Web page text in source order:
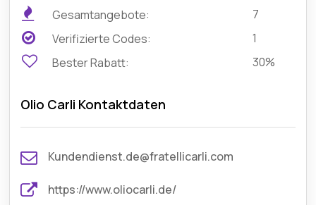
Gesamtangebote:
7
Verifizierte Codes:
1
Bester Rabatt:
30%
Olio Carli Kontaktdaten
Kundendienst.de@fratellicarli.com
https://www.oliocarli.de/